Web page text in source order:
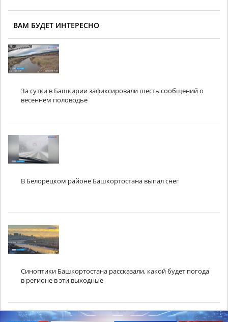
ВАМ БУДЕТ ИНТЕРЕСНО
За сутки в Башкирии зафиксировали шесть сообщений о
весеннем половодье
В Белорецком районе Башкортостана выпал снег
Синоптики Башкортостана рассказали, какой будет погода
в регионе в эти выходные